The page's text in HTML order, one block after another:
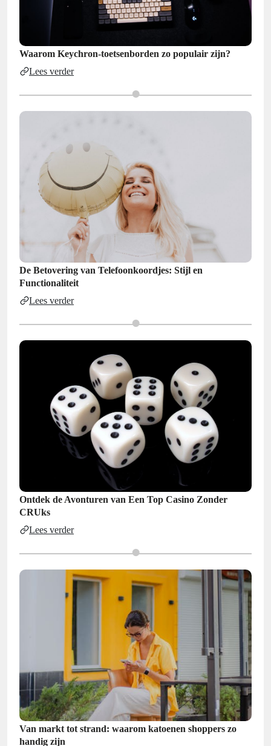
Waarom Keychron-toetsenborden zo populair zijn?
Lees verder
De Betovering van Telefoonkoordjes: Stijl en
Functionaliteit
Lees verder
Ontdek de Avonturen van Een Top Casino Zonder
CRUks
Lees verder
Van markt tot strand: waarom katoenen shoppers zo
handig zijn